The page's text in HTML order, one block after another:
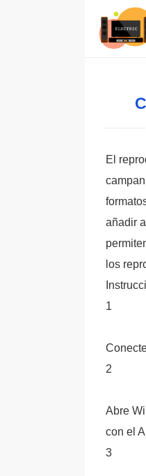
El
añadir
los
1
2
Abre
con el
3